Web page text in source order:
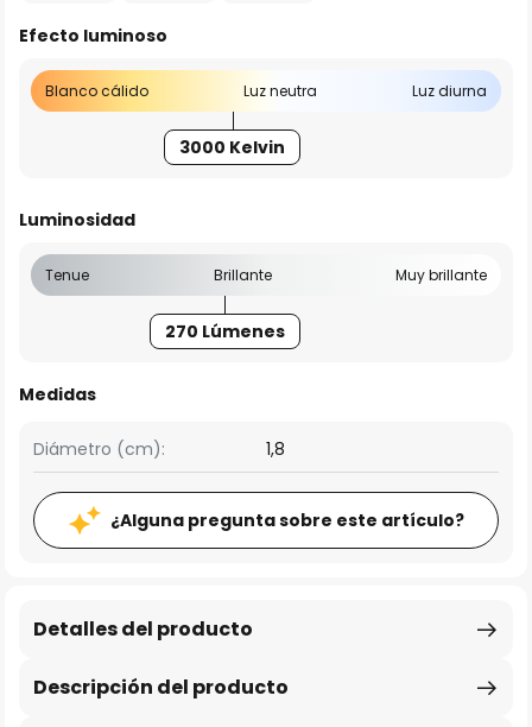
Efecto luminoso
Blanco cálido Luz neutra Luz diurna
3000 Kelvin
Luminosidad
Tenue Brillante Muy brillante
270 Lúmenes
Medidas
Diámetro (cm): 1,8
¿Alguna pregunta sobre este artículo?
Descripción del producto
Detalles del producto